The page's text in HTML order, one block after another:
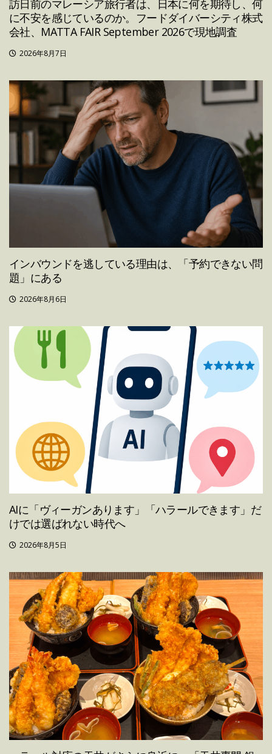
訪日前のマレーシア旅行者は、日本に何を期待し、何
に不安を感じているのか。フードダイバーシティ株式
会社、MATTA FAIR September 2026で現地調査
2026年8月7日
インバウンドを逃している理由は、「予約できない問
題」にある
2026年8月6日
AIに「ヴィーガンあります」「ハラールできます」だ
けでは選ばれない時代へ
2026年8月5日